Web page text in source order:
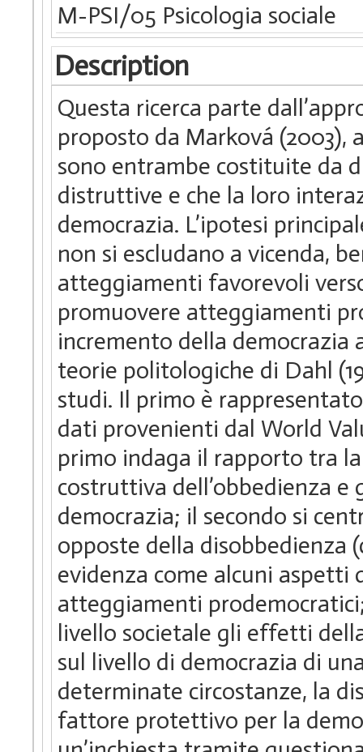
M-PSI/05 Psicologia sociale
Description
Questa ricerca parte
proposto da Marková (2003),
sono entrambe costituite da
distruttive e che la loro
democrazia. L’ipotesi
non si escludano a vicenda,
atteggiamenti favorevoli
promuovere atteggiamenti
incremento della democrazia
teorie politologiche di Dahl
studi. Il primo è
dati provenienti dal World
primo indaga il rapporto tra
costruttiva dell’obbedienza
democrazia; il secondo si
opposte della
evidenza come alcuni aspetti
atteggiamenti
livello societale gli effetti
sul livello di democrazia di
determinate circostanze, la
fattore protettivo per la